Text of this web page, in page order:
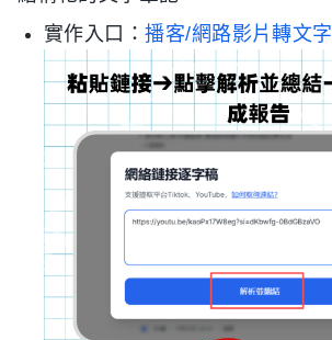
實作入口：播客/網路影片轉文字